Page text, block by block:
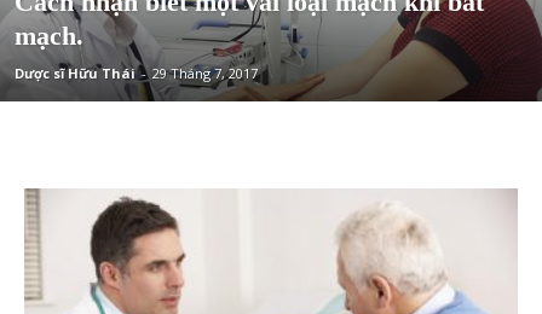
mạch.
Dược sĩ Hữu Thái - 29 Tháng 7, 2017